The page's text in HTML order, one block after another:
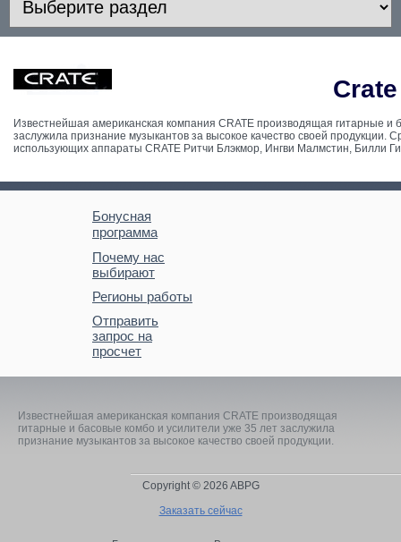
Crate
Известнейшая американская компания CRATE производящая гитарные и
заслужила признание музыкантов за высокое качество своей продукции.
использующих аппараты CRATE Ритчи Блэкмор, Ингви Малмстин, Билли
Бонусная
программа
Почему нас
выбирают
Регионы работы
Отправить
запрос на
просчет
Известнейшая американская компания CRATE производящая
гитарные и басовые комбо и усилители уже 35 лет заслужила
признание музыкантов за высокое качество своей продукции.
Copyright © 2026 ABPG
Заказать сейчас